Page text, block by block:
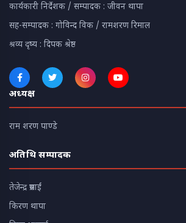
कार्यकारी निर्देशक / सम्पादक : जीवन थापा
सह-सम्पादक : गोविन्द विक / रामशरण रिमाल
श्रव्य दृष्य : दिपक श्रेष्ठ
अध्यक्ष
राम शरण पाण्डे
अतिथि सम्पादक
तेजेन्द्र प्रसाईं
किरण थापा